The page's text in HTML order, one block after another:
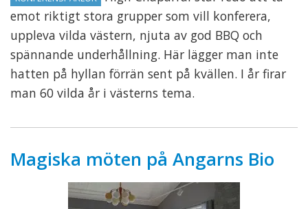
emot riktigt stora grupper som vill konferera,
uppleva vilda västern, njuta av god BBQ och
spännande underhållning. Här lägger man inte
hatten på hyllan förrän sent på kvällen. I år firar
man 60 vilda år i västerns tema.
Magiska möten på Angarns Bio